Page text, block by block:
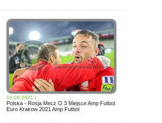
19.09.2021 r
Polska - Rosja Mecz O 3 Miejsce Amp Futbol
Euro Krakow 2021 Amp Futbol